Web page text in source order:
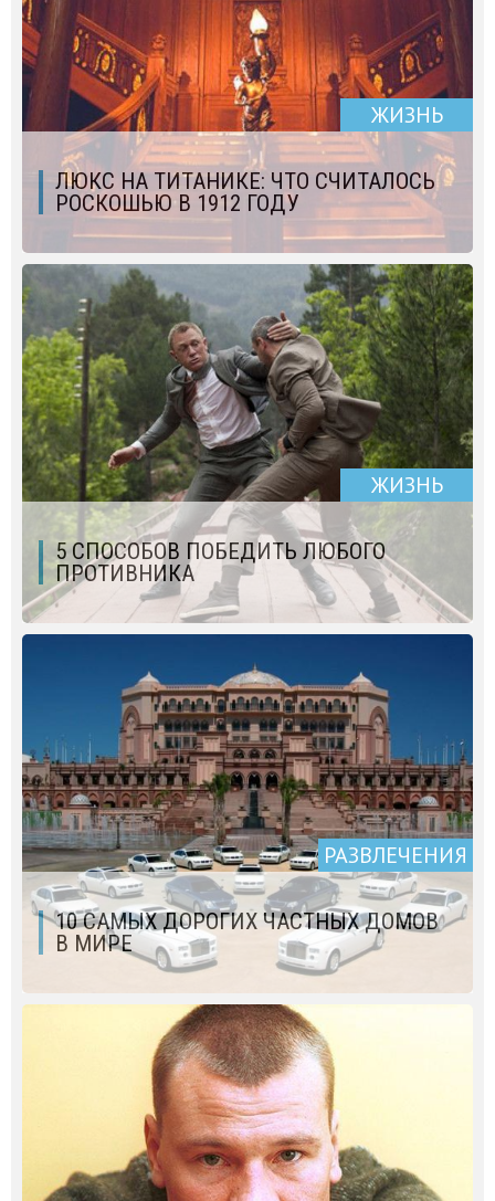
ЖИЗНЬ
ЛЮКС НА ТИТАНИКЕ: ЧТО СЧИТАЛОСЬ
РОСКОШЬЮ В 1912 ГОДУ
ЖИЗНЬ
5 СПОСОБОВ ПОБЕДИТЬ ЛЮБОГО
ПРОТИВНИКА
РАЗВЛЕЧЕНИЯ
10 САМЫХ ДОРОГИХ ЧАСТНЫХ ДОМОВ
В МИРЕ